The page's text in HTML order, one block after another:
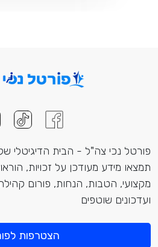
פורטל נכי צה"ל - הבית הדיגיטלי
תמצאו מידע מעודכן על זכויות,
מקצועי, הטבות, הנחות, פורום
ועדכונים שוטפים
הצטרפות